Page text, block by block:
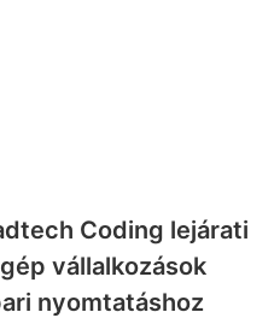
Coding lejárati
vállalkozások
nyomtatáshoz